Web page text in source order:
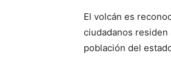
El volcán es
ciudadanos residen
población del